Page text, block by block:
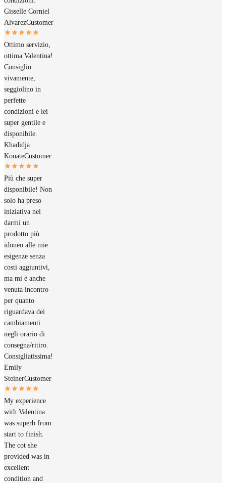
Gisselle Corniel
AlvarezCustomer
Ottimo servizio,
ottima Valentina!
Consiglio
vivamente,
seggiolino in
perfette
condizioni e lei
super gentile e
disponibile.
Khadidja
KonateCustomer
Più che super
disponibile! Non
solo ha preso
iniziativa nel
darmi un
prodotto più
idoneo alle mie
esigenze senza
costi aggiuntivi,
ma mi è anche
venuta incontro
per quanto
riguardava dei
cambiamenti
negli orario di
consegna/ritiro.
Consigliatissima!
Emily
SteinerCustomer
My experience
with Valentina
was superb from
start to finish.
The cot she
provided was in
excellent
condition and